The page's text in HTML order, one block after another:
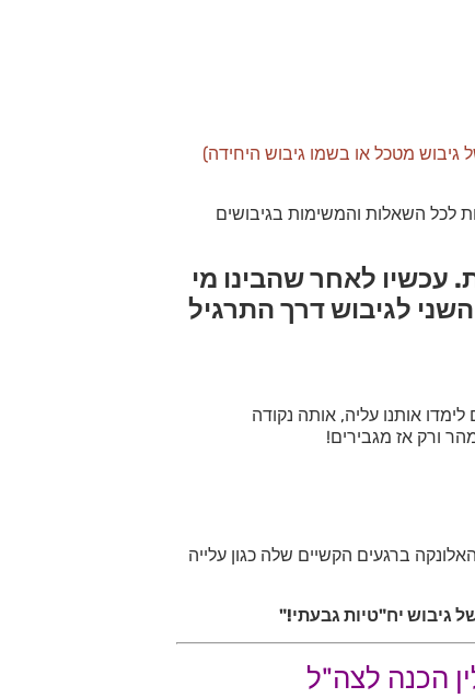
גיבוש מטכל או בשמו גיבוש היחידה)
השאלות והמשימות בגיבושים
עכשיו לאחר שהבינו מי
לגיבוש דרך התרגיל
אותנו עליה, אותה נקודה
ורק אז מגבירים!
ברגעים הקשיים שלה כגון עלייה
גיבוש יח"טיות גבעתי!"
הכנה לצה"ל